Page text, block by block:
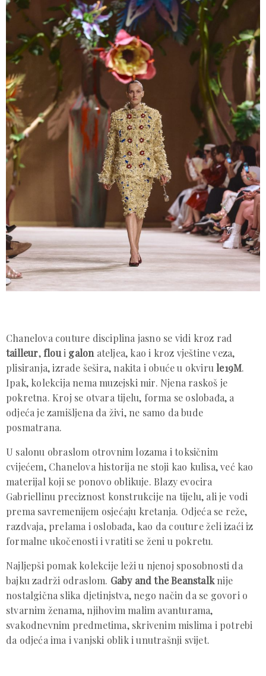
Chanelova couture disciplina jasno se vidi kroz rad
tailleur,floui galonateljea, kao i kroz vještine veza,
plisiranja, izrade šešira, nakita i obuće u okvirule19M.
Ipak, kolekcija nema muzejski mir. Njena raskoš je
pokretna. Kroj se otvara tijelu, forma se oslobađa, a
odjeća je zamišljena da živi, ne samo da bude
posmatrana.
U salonu obraslom otrovnim lozama i toksičnim
cvijećem, Chanelova historija ne stoji kao kulisa, već kao
materijal koji se ponovo oblikuje. Blazy evocira
Gabriellinu preciznost konstrukcije na tijelu, ali je vodi
prema savremenijem osjećaju kretanja. Odjeća se reže,
razdvaja, prelama i oslobađa, kao da couture želi izaći iz
formalne ukočenosti i vratiti se ženi u pokretu.
Najljepši pomak kolekcije leži u njenoj sposobnosti da
bajku zadrži odraslom. Gaby and the Beanstalknije
nostalgična slika djetinjstva, nego način da se govori o
stvarnim ženama, njihovim malim avanturama,
svakodnevnim predmetima, skrivenim mislima i potrebi
da odjeća ima i vanjski oblik i unutrašnji svijet.